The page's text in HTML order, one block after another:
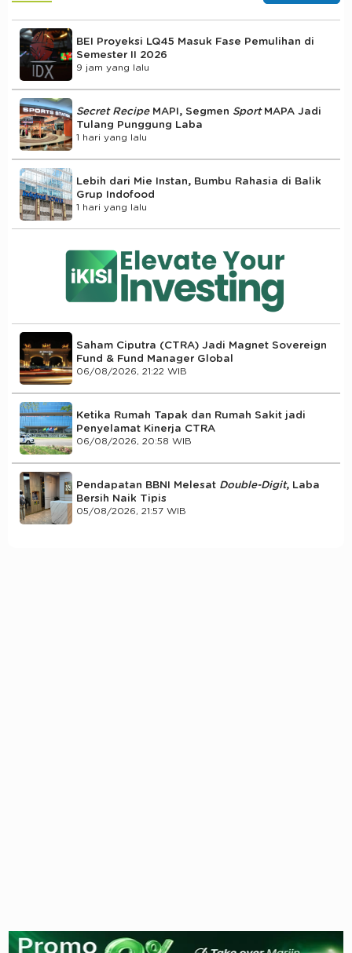
BEI Proyeksi LQ45 Masuk Fase Pemulihan di
Semester II 2026
9 jam yang lalu
Secret RecipeMAPI, Segmen Sport MAPA Jadi
Tulang Punggung Laba
1 hari yang lalu
Lebih dari Mie Instan, Bumbu Rahasia di Balik
Grup Indofood
1 hari yang lalu
Saham Ciputra (CTRA) Jadi Magnet Sovereign
Fund & Fund Manager Global
06/08/2026, 21:22 WIB
Ketika Rumah Tapak dan Rumah Sakit jadi
Penyelamat Kinerja CTRA
06/08/2026, 20:58 WIB
Pendapatan BBNI Melesat Double-Digit, Laba
Bersih Naik Tipis
05/08/2026, 21:57 WIB